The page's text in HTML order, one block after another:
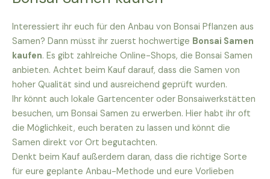
Interessiert ihr euch für den Anbau von Bonsai Pflanzen aus
Samen? Dann müsst ihr zuerst hochwertige Bonsai Samen
kaufen. Es gibt zahlreiche Online-Shops, die Bonsai Samen
anbieten. Achtet beim Kauf darauf, dass die Samen von
hoher Qualität sind und ausreichend geprüft wurden.
Ihr könnt auch lokale Gartencenter oder Bonsaiwerkstätten
besuchen, um Bonsai Samen zu erwerben. Hier habt ihr oft
die Möglichkeit, euch beraten zu lassen und könnt die
Samen direkt vor Ort begutachten.
Denkt beim Kauf außerdem daran, dass die richtige Sorte
für eure geplante Anbau-Methode und eure Vorlieben